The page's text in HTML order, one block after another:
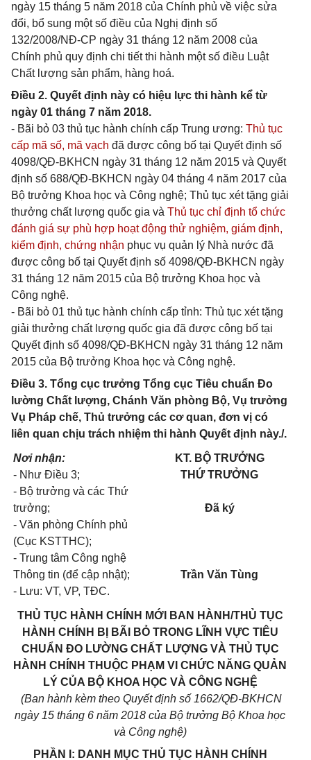
ngày 15 tháng 5 năm 2018 của Chính phủ về việc sửa
đổi, bổ sung một số điều của Nghị định số
132/2008/NĐ-CP ngày 31 tháng 12 năm 2008 của
Chính phủ quy định chi tiết thi hành một số điều Luật
Chất lượng sản phẩm, hàng hoá.
Điều 2. Quyết định này có hiệu lực thi hành kể từ
ngày 01 tháng 7 năm 2018.
- Bãi bỏ 03 thủ tục hành chính cấp Trung ương: Thủ tục
cấp mã số, mã vạch đã được công bố tại Quyết định số
4098/QĐ-BKHCN ngày 31 tháng 12 năm 2015 và Quyết
định số 688/QĐ-BKHCN ngày 04 tháng 4 năm 2017 của
Bộ trưởng Khoa học và Công nghệ; Thủ tục xét tặng giải
thưởng chất lượng quốc gia và Thủ tục chỉ định tổ chức
đánh giá sự phù hợp hoạt động thử nghiệm, giám định,
kiểm định, chứng nhận phục vụ quản lý Nhà nước đã
được công bố tại Quyết định số 4098/QĐ-BKHCN ngày
31 tháng 12 năm 2015 của Bộ trưởng Khoa học và
Công nghệ.
- Bãi bỏ 01 thủ tục hành chính cấp tỉnh: Thủ tục xét tặng
giải thưởng chất lượng quốc gia đã được công bố tại
Quyết định số 4098/QĐ-BKHCN ngày 31 tháng 12 năm
2015 của Bộ trưởng Khoa học và Công nghệ.
Điều 3. Tổng cục trưởng Tổng cục Tiêu chuẩn Đo
lường Chất lượng, Chánh Văn phòng Bộ, Vụ trưởng
Vụ Pháp chế, Thủ trưởng các cơ quan, đơn vị có
liên quan chịu trách nhiệm thi hành Quyết định này./.
Nơi nhận:
- Như Điều 3;
- Bộ trưởng và các Thứ
trưởng;
- Văn phòng Chính phủ
(Cục KSTTHC);
- Trung tâm Công nghệ
Thông tin (để cập nhật);
- Lưu: VT, VP, TĐC.
KT. BỘ TRƯỞNG
THỨ TRƯỞNG
Đã ký
Trần Văn Tùng
THỦ TỤC HÀNH CHÍNH MỚI BAN HÀNH/THỦ TỤC
HÀNH CHÍNH BỊ BÃI BỎ TRONG LĨNH VỰC TIÊU
CHUẨN ĐO LƯỜNG CHẤT LƯỢNG VÀ THỦ TỤC
HÀNH CHÍNH THUỘC PHẠM VI CHỨC NĂNG QUẢN
LÝCỦA BỘ KHOA HỌC VÀ CÔNG NGHỆ
(Ban hành kèm theo Quyết định số 1662/QĐ-BKHCN
ngày 15 tháng 6 năm 2018 của Bộ trưởng Bộ Khoa học
và Công nghệ)
PHẦN I: DANH MỤC THỦ TỤC HÀNH CHÍNH